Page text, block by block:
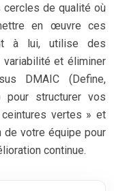
de qualité où
en œuvre ces
à lui, utilise des
et éliminer
DMAIC (Define,
pour structurer vos
vertes » et
de votre équipe pour
continue.